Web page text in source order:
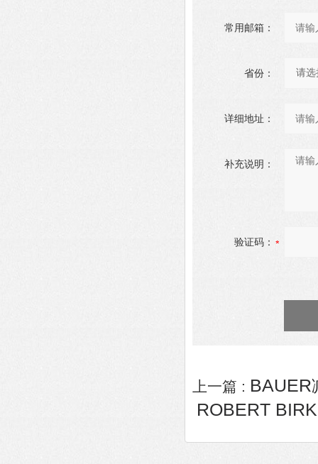
常用邮箱：
省份：
详细地址：
补充说明：
验证码：
上一篇 : BAUER
ROBERT